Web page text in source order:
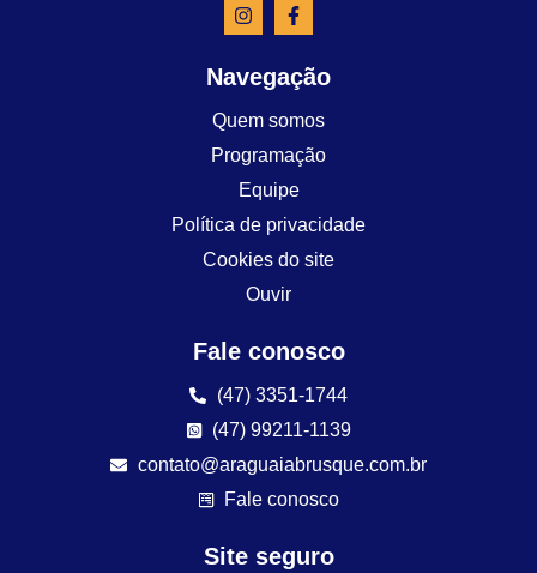
Navegação
Quem somos
Programação
Equipe
Política de privacidade
Cookies do site
Ouvir
Fale conosco
(47) 3351-1744
(47) 99211-1139
contato@araguaiabrusque.com.br
Fale conosco
Site seguro